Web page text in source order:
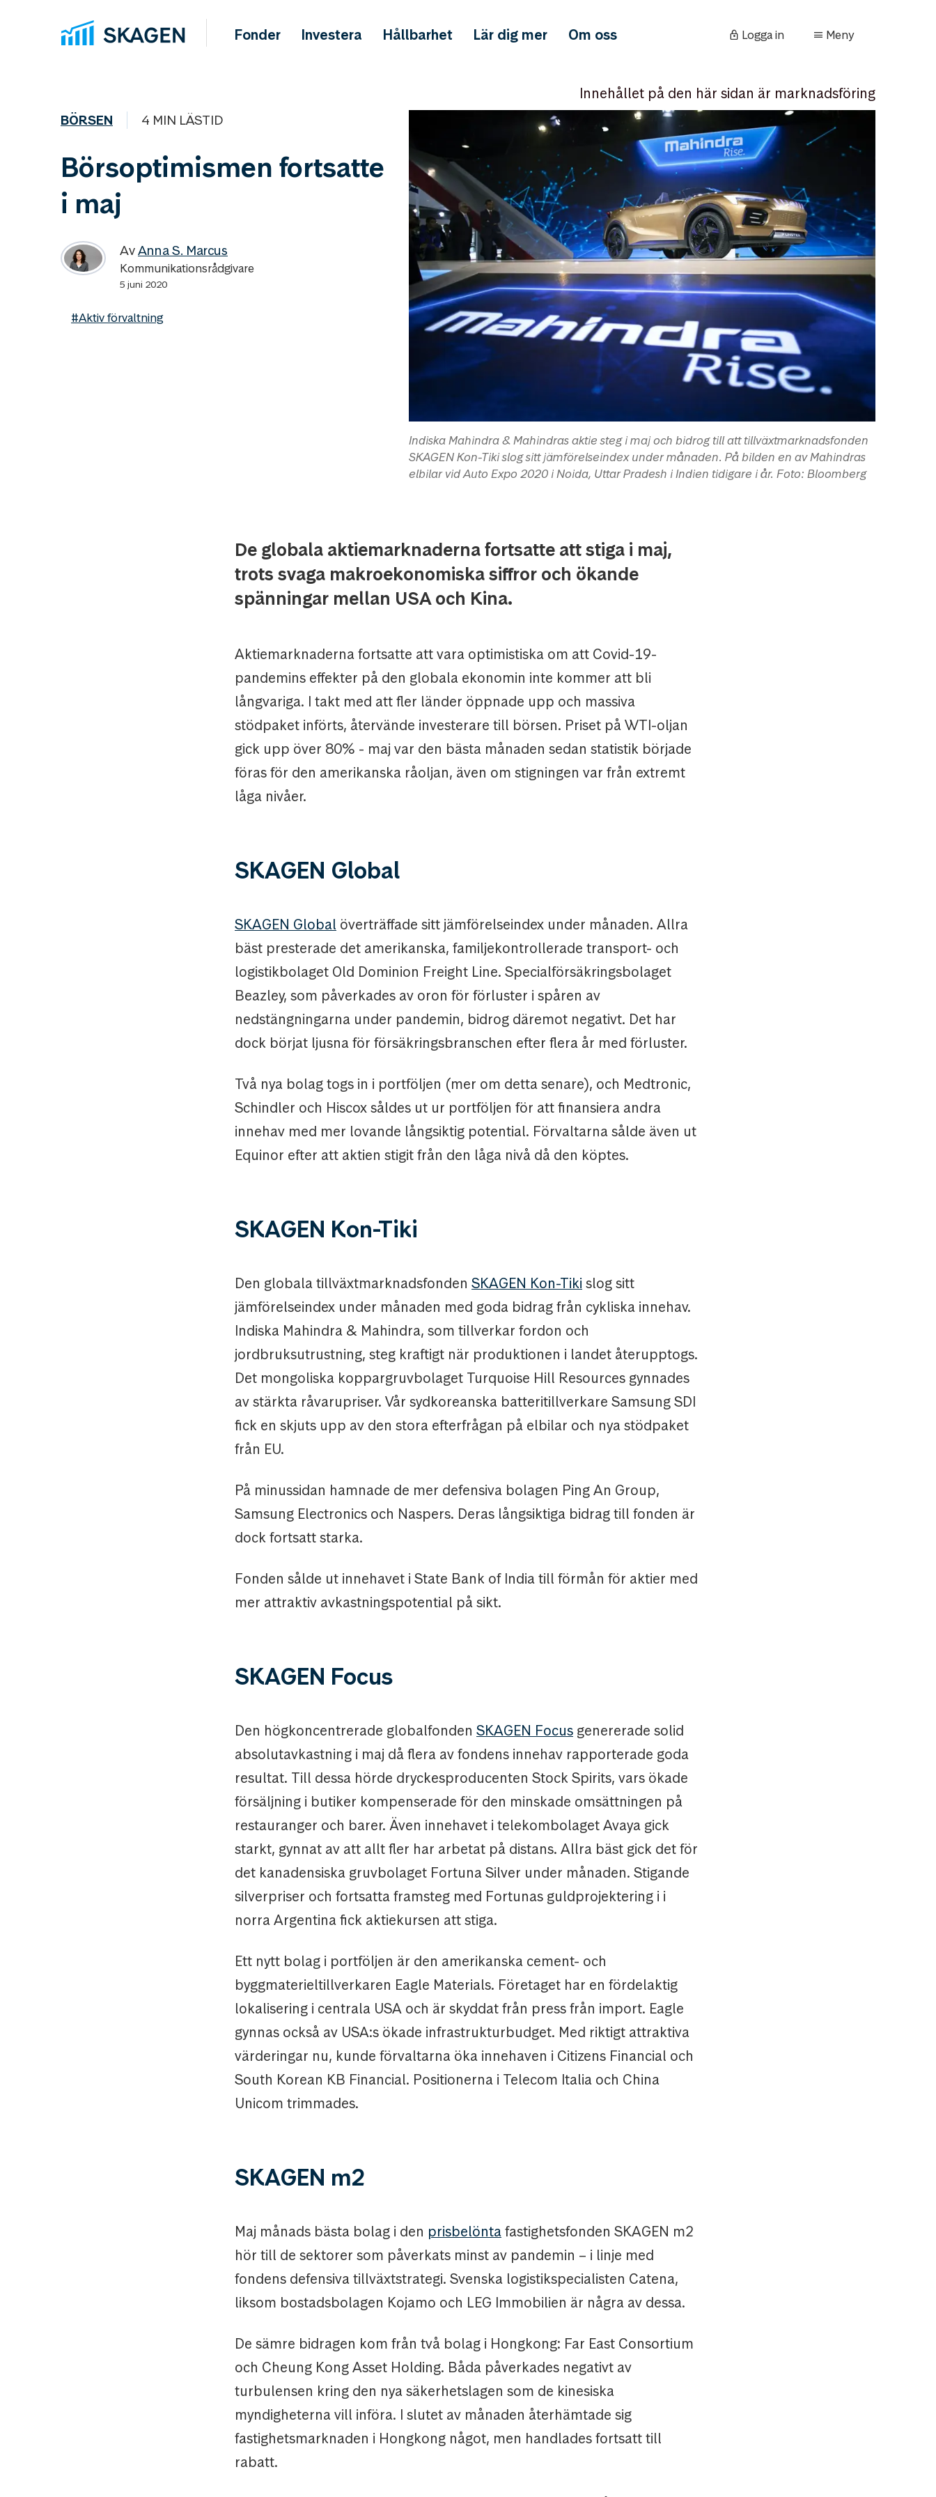
Fonder Investera Hållbarhet Lär dig mer Om oss Logga in Meny
Innehållet på den här sidan är marknadsföring
BÖRSEN 4 MIN LÄSTID
Börsoptimismen fortsatte
i maj
AvAnna S. Marcus
Kommunikationsrådgivare
5 juni 2020
#Aktiv förvaltning
Indiska Mahindra & Mahindras aktie steg i maj och bidrog till att tillväxtmarknadsfonden
SKAGEN Kon-Tiki slog sitt jämförelseindex under månaden. På bilden en av Mahindras
elbilar vid Auto Expo 2020 i Noida, Uttar Pradesh i Indien tidigare i år. Foto: Bloomberg
De globala aktiemarknaderna fortsatte att stiga i maj,
trots svaga makroekonomiska siffror och ökande
spänningar mellan USA och Kina.
Aktiemarknaderna fortsatte att vara optimistiska om att Covid-19-
pandemins effekter på den globala ekonomin inte kommer att bli
långvariga. I takt med att fler länder öppnade upp och massiva
stödpaket införts, återvände investerare till börsen. Priset på WTI-oljan
gick upp över 80% - maj var den bästa månaden sedan statistik började
föras för den amerikanska råoljan, även om stigningen var från extremt
låga nivåer.
SKAGEN Global
SKAGEN Global överträffade sitt jämförelseindex under månaden. Allra
bäst presterade det amerikanska, familjekontrollerade transport- och
logistikbolaget Old Dominion Freight Line. Specialförsäkringsbolaget
Beazley, som påverkades av oron för förluster i spåren av
nedstängningarna under pandemin, bidrog däremot negativt. Det har
dock börjat ljusna för försäkringsbranschen efter flera år med förluster.
Två nya bolag togs in i portföljen (mer om detta senare), och Medtronic,
Schindler och Hiscox såldes ut ur portföljen för att finansiera andra
innehav med mer lovande långsiktig potential. Förvaltarna sålde även ut
Equinor efter att aktien stigit från den låga nivå då den köptes.
SKAGEN Kon-Tiki
Den globala tillväxtmarknadsfonden SKAGEN Kon-Tiki slog sitt
jämförelseindex under månaden med goda bidrag från cykliska innehav.
Indiska Mahindra & Mahindra, som tillverkar fordon och
jordbruksutrustning, steg kraftigt när produktionen i landet återupptogs.
Det mongoliska koppargruvbolaget Turquoise Hill Resources gynnades
av stärkta råvarupriser. Vår sydkoreanska batteritillverkare Samsung SDI
fick en skjuts upp av den stora efterfrågan på elbilar och nya stödpaket
från EU.
På minussidan hamnade de mer defensiva bolagen Ping An Group,
Samsung Electronics och Naspers. Deras långsiktiga bidrag till fonden är
dock fortsatt starka.
Fonden sålde ut innehavet i State Bank of India till förmån för aktier med
mer attraktiv avkastningspotential på sikt.
SKAGEN Focus
Den högkoncentrerade globalfonden SKAGEN Focus genererade solid
absolutavkastning i maj då flera av fondens innehav rapporterade goda
resultat. Till dessa hörde dryckesproducenten Stock Spirits, vars ökade
försäljning i butiker kompenserade för den minskade omsättningen på
restauranger och barer. Även innehavet i telekombolaget Avaya gick
starkt, gynnat av att allt fler har arbetat på distans. Allra bäst gick det för
det kanadensiska gruvbolaget Fortuna Silver under månaden. Stigande
silverpriser och fortsatta framsteg med Fortunas guldprojektering i i
norra Argentina fick aktiekursen att stiga.
Ett nytt bolag i portföljen är den amerikanska cement- och
byggmaterieltillverkaren Eagle Materials. Företaget har en fördelaktig
lokalisering i centrala USA och är skyddat från press från import. Eagle
gynnas också av USA:s ökade infrastrukturbudget. Med riktigt attraktiva
värderingar nu, kunde förvaltarna öka innehaven i Citizens Financial och
South Korean KB Financial. Positionerna i Telecom Italia och China
Unicom trimmades.
SKAGEN m2
Maj månads bästa bolag i den prisbelöntafastighetsfonden SKAGEN m2
hör till de sektorer som påverkats minst av pandemin – i linje med
fondens defensiva tillväxtstrategi. Svenska logistikspecialisten Catena,
liksom bostadsbolagen Kojamo och LEG Immobilien är några av dessa.
De sämre bidragen kom från två bolag i Hongkong: Far East Consortium
och Cheung Kong Asset Holding. Båda påverkades negativt av
turbulensen kring den nya säkerhetslagen som de kinesiska
myndigheterna vill införa. I slutet av månaden återhämtade sig
fastighetsmarknaden i Hongkong något, men handlades fortsatt till
rabatt.